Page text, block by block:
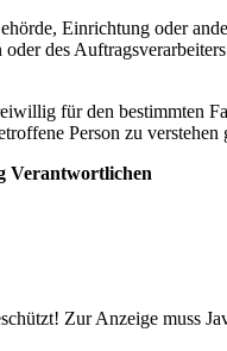
Einrichtung oder
des
für den bestimmten
Person zu
Verantwortlichen
Zur Anzeige muss